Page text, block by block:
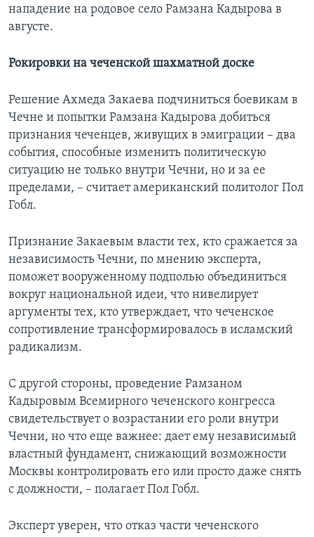
нападение на родовое село Рамзана Кадырова в
августе.
Рокировки на чеченской шахматной доске
Решение Ахмеда Закаева подчиниться боевикам в
Чечне и попытки Рамзана Кадырова добиться
признания чеченцев, живущих в эмиграции – два
события, способные изменить политическую
ситуацию не только внутри Чечни, но и за ее
пределами, – считает американский политолог Пол
Гобл.
Признание Закаевым власти тех, кто сражается за
независимость Чечни, по мнению эксперта,
поможет вооруженному подполью объединиться
вокруг национальной идеи, что нивелирует
аргументы тех, кто утверждает, что чеченское
сопротивление трансформировалось в исламский
радикализм.
С другой стороны, проведение Рамзаном
Кадыровым Всемирного чеченского конгресса
свидетельствует о возрастании его роли внутри
Чечни, но что еще важнее: дает ему независимый
властный фундамент, снижающий возможности
Москвы контролировать его или просто даже снять
с должности, – полагает Пол Гобл.
Эксперт уверен, что отказ части чеченского